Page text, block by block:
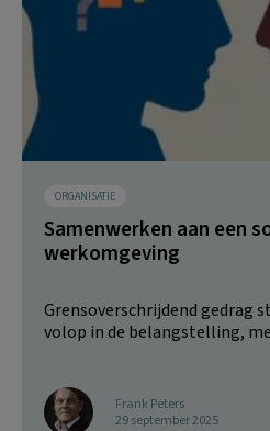
ORGANISATIE
Samenwerken aan een
werkomgeving
Grensoverschrijdend gedrag
volop in de belangstelling,
Frank Peters
29 september 2025